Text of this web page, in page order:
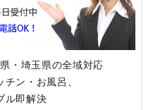
・埼玉県の全域対応
チン・お風呂、
ル即解決